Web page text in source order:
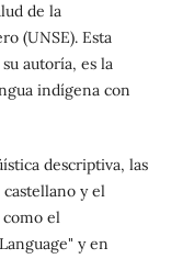
de la
(UNSE). Esta
autoría, es la
indígena con
descriptiva, las
y el
el
y en